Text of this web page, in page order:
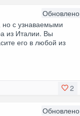
Обновлено
но с узнаваемыми
из Италии. Вы
его в любой из
2
Обновлено